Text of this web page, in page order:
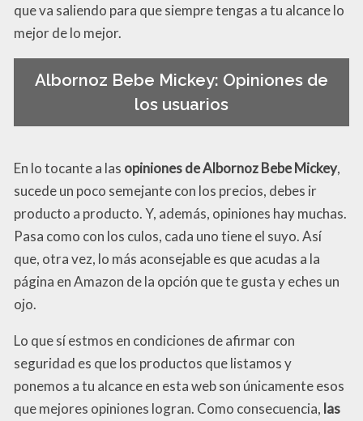
que va saliendo para que siempre tengas a tu alcance lo
mejor de lo mejor.
Albornoz Bebe Mickey: Opiniones de
los usuarios
En lo tocante a las opiniones de Albornoz Bebe Mickey,
sucede un poco semejante con los precios, debes ir
producto a producto. Y, además, opiniones hay muchas.
Pasa como con los culos, cada uno tiene el suyo. Así
que, otra vez, lo más aconsejable es que acudas a la
página en Amazon de la opción que te gusta y eches un
ojo.
Lo que sí estmos en condiciones de afirmar con
seguridad es que los productos que listamos y
ponemos a tu alcance en esta web son únicamente esos
que mejores opiniones logran. Como consecuencia, las